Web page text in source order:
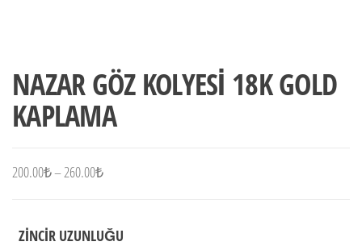
NAZAR GÖZ KOLYESİ 18K GOLD
KAPLAMA
200.00₺–260.00₺Fiyat
-
ZİNCİR UZUNLUĞU